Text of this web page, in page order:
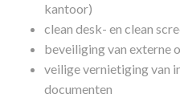
kantoor)
clean desk- en clean
beveiliging van externe
veilige vernietiging van
documenten